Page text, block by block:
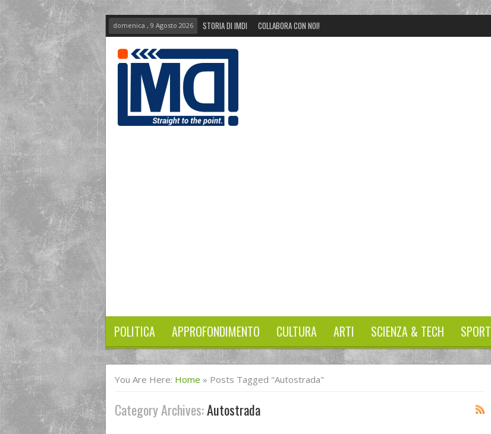
domenica , 9 Agosto 2026 STORIA DI IMDI COLLABORA CON NOI!
POLITICA APPROFONDIMENTO CULTURA ARTI SCIENZA & TECH SPORT
You Are Here: Home » Posts Tagged "autostrada"
Category Archives:Autostrada